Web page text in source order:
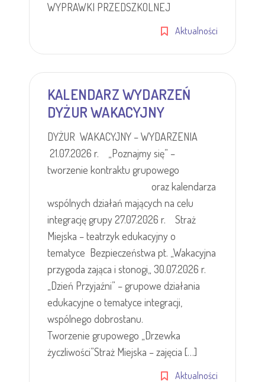
WYPRAWKI PRZEDSZKOLNEJ
Aktualności
KALENDARZ WYDARZEŃ
DYŻUR WAKACYJNY
DYŻUR WAKACYJNY – WYDARZENIA
21.07.2026 r. „Poznajmy się” –
tworzenie kontraktu grupowego
oraz kalendarza
wspólnych działań mających na celu
integrację grupy 27.07.2026 r. Straż
Miejska – teatrzyk edukacyjny o
tematyce Bezpieczeństwa pt. „Wakacyjna
przygoda zająca i stonogi„ 30.07.2026 r.
„Dzień Przyjaźni” – grupowe działania
edukacyjne o tematyce integracji,
wspólnego dobrostanu.
Tworzenie grupowego „Drzewka
życzliwości”Straż Miejska – zajęcia […]
Aktualności